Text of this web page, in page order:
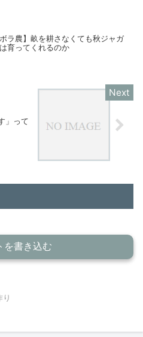
ボラ農】畝を耕さなくても秋ジャガ
育ってくれるのか
」って
を書き込む
り